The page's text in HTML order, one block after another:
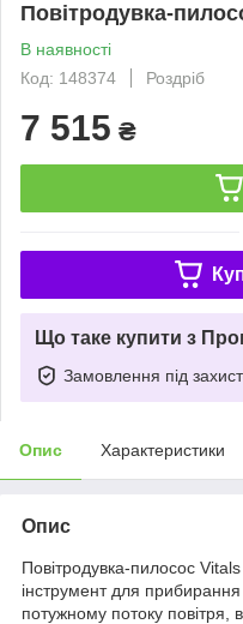
Повітродувка-
В наявності
Код: 148374
Роздріб
7 515 ₴
Що таке купити з
Замовлення під
Опис Характеристики
Опис
Повітродувка-пилосос
інструмент для прибирання
потужному потоку повітря,